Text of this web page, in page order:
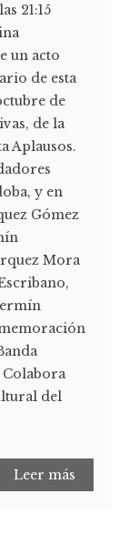
21:15
un acto
de esta
de
de la
Aplausos.
y en
Gómez
Mora
del
Leer más